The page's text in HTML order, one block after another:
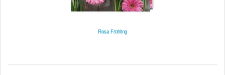
Rosa Frühling